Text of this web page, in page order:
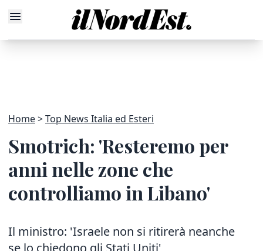
Home Top News Italia ed Esteri
Smotrich: 'Resteremo per
anni nelle zone che
controlliamo in Libano'
Il ministro: 'Israele non si ritirerà neanche
se lo chiedono gli Stati Uniti'